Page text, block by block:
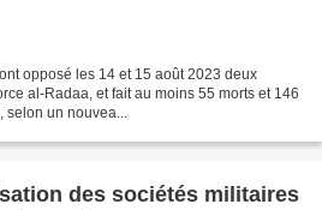
opposé les 14 et 15 août 2023 deux
al-Radaa, et fait au moins 55 morts et 146
un nouvea...
des sociétés militaires